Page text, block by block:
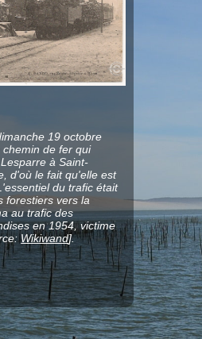
19 octobre
chemin de fer qui
à Saint-
d'où le fait qu'elle est
du trafic était
forestiers vers la
au trafic des
en 1954, victime
Wikiwand].